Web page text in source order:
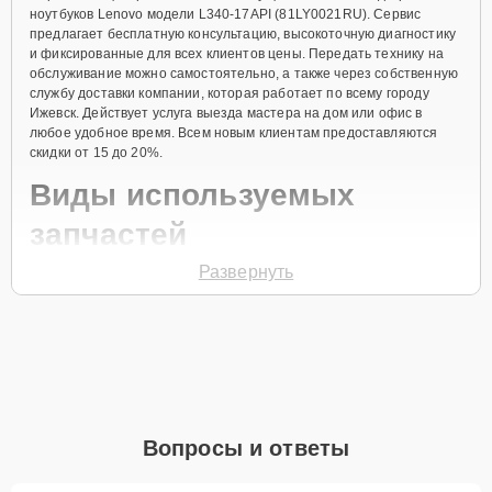
ноутбуков Lenovo модели L340-17API (81LY0021RU). Сервис
предлагает бесплатную консультацию, высокоточную диагностику
и фиксированные для всех клиентов цены. Передать технику на
обслуживание можно самостоятельно, а также через собственную
службу доставки компании, которая работает по всему городу
Ижевск. Действует услуга выезда мастера на дом или офис в
любое удобное время. Всем новым клиентам предоставляются
скидки от 15 до 20%.
Виды используемых
запчастей
Для ремонта ноутбука модели L340-17API (81LY0021RU)
активное использование устройства дольше
Развернуть
Вопросы и ответы